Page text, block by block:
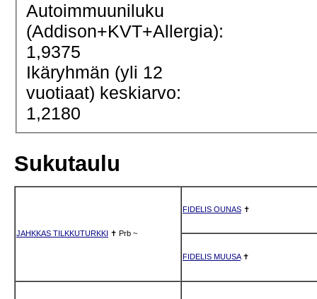
Autoimmuuniluku
(Addison+KVT+Allergia):
1,9375
Ikäryhmän (yli 12
vuotiaat) keskiarvo:
1,2180
Sukutaulu
JAHKKAS TILKKUTURKKI ✝ Prb ~
FIDELIS OUNAS ✝
FIDELIS MUUSA✝